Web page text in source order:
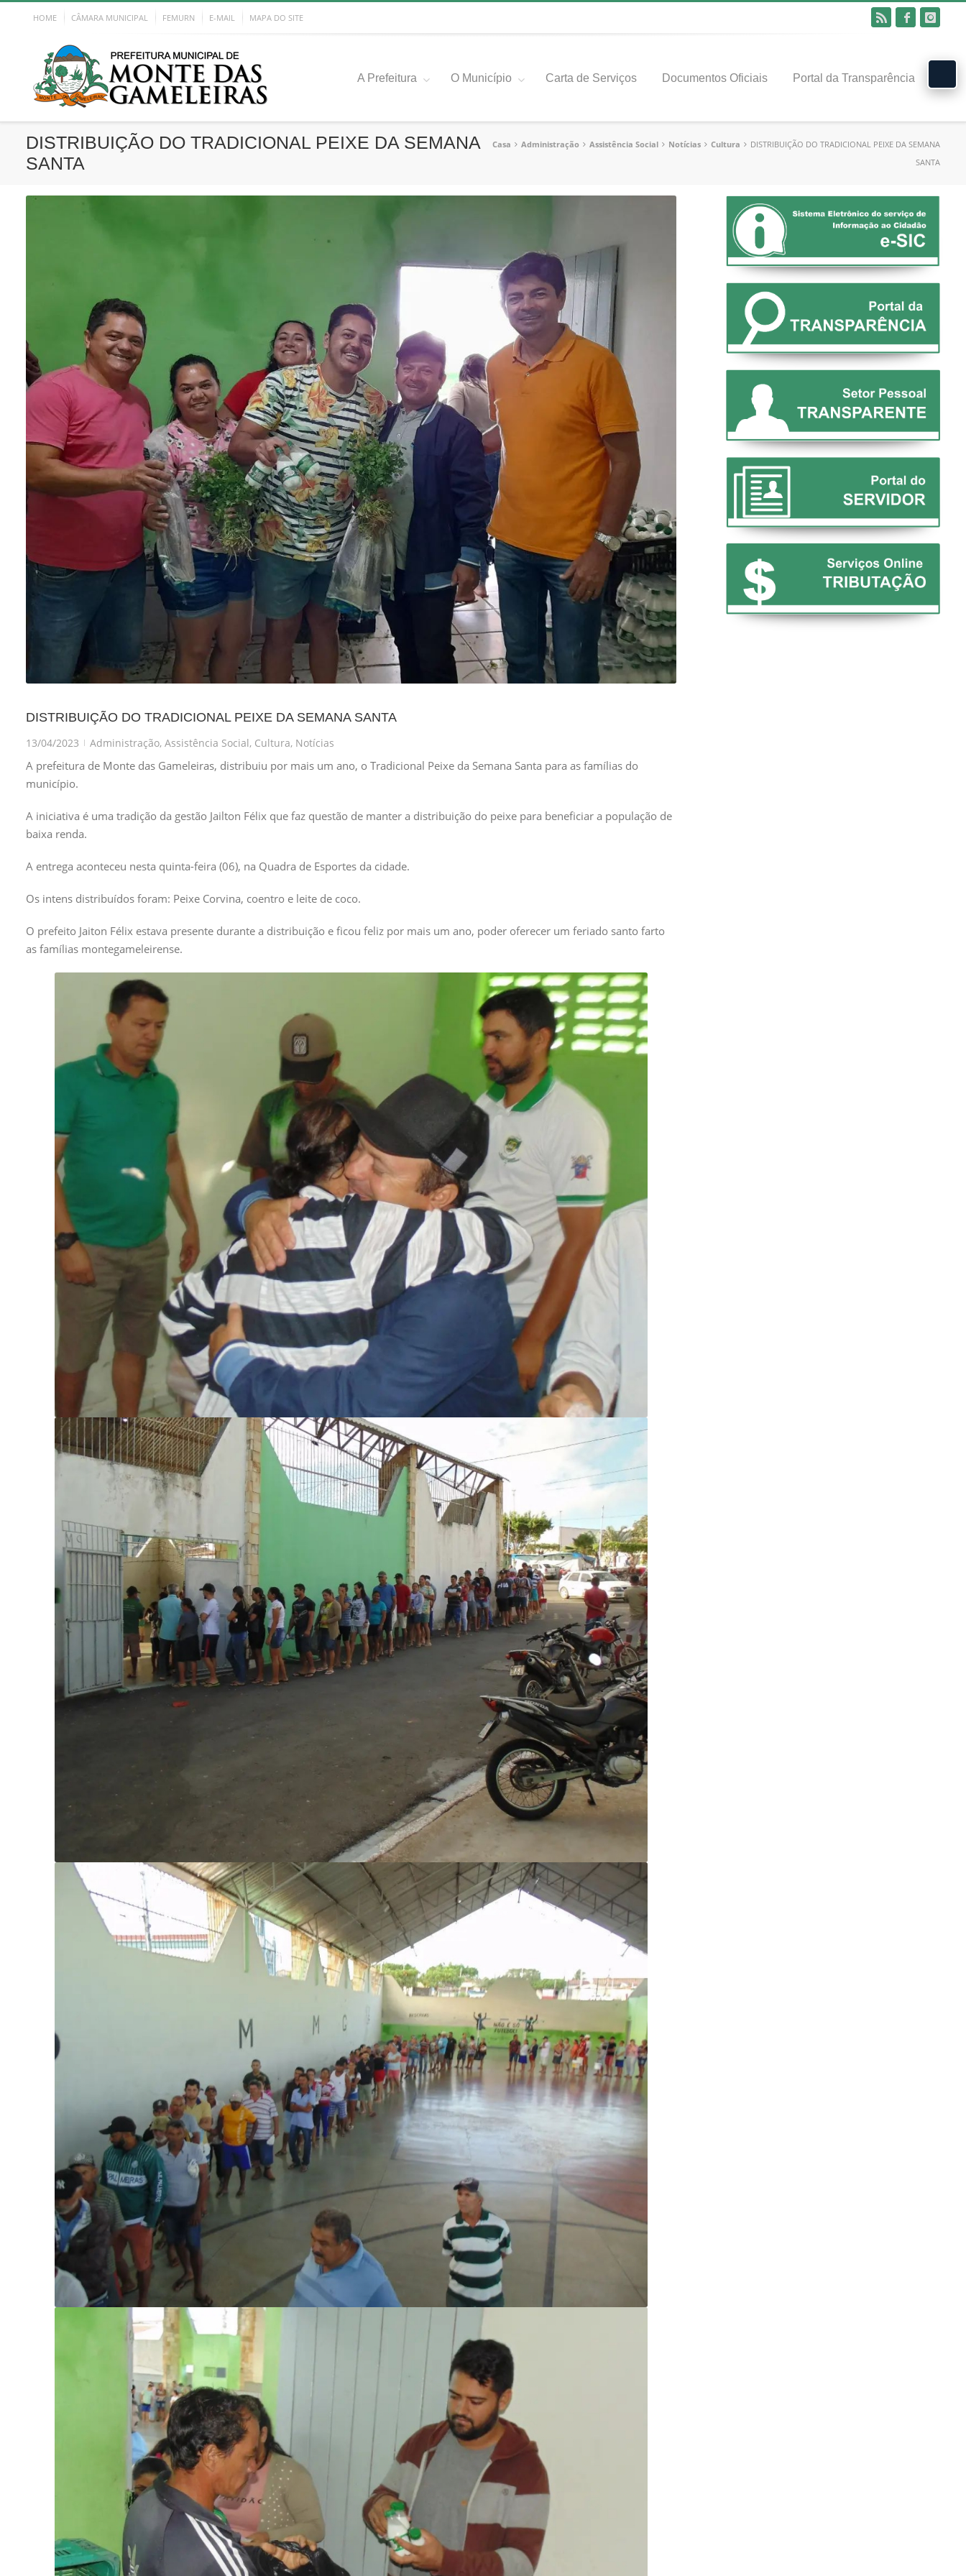
HOME CÂMARA MUNICIPAL FEMURN E-MAIL MAPA DO SITE
A Prefeitura O Município Carta de Serviços Documentos Oficiais Portal da Transparência
DISTRIBUIÇÃO DO TRADICIONAL PEIXE DA SEMANA
SANTA
Casa Administração Assistência Social Notícias Cultura
DISTRIBUIÇÃO DO TRADICIONAL PEIXE DA SEMANA
SANTA
DISTRIBUIÇÃO DO TRADICIONAL PEIXE DA SEMANA SANTA
13/04/2023 | Administração, Assistência Social, Cultura, Notícias
A prefeitura de Monte das Gameleiras, distribuiu por mais um ano, o Tradicional Peixe da Semana Santa para as famílias do
município.
A iniciativa é uma tradição da gestão Jailton Félix que faz questão de manter a distribuição do peixe para beneficiar a população de
baixa renda.
A entrega aconteceu nesta quinta-feira (06), na Quadra de Esportes da cidade.
Os intens distribuídos foram: Peixe Corvina, coentro e leite de coco.
O prefeito Jaiton Félix estava presente durante a distribuição e ficou feliz por mais um ano, poder oferecer um feriado santo farto
as famílias montegameleirense.